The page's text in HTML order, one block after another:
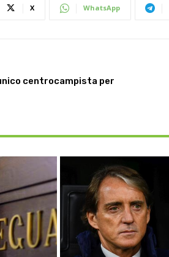
X WhatsApp
centrocampista per